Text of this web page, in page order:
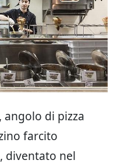
angolo di pizza
farcito
diventato nel